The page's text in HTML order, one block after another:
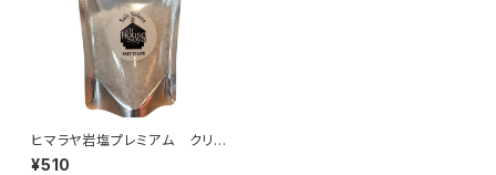
ヒマラヤ岩塩プレミアム クリス
タル〈チップ〉100g
¥510